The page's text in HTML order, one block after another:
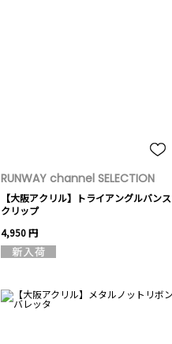
RUNWAY channel SELECTION
【大阪アクリル】トライアングルバンス
クリップ
4,950 円